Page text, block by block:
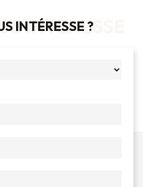
INTÉRESSE ?
INTÉRESSE